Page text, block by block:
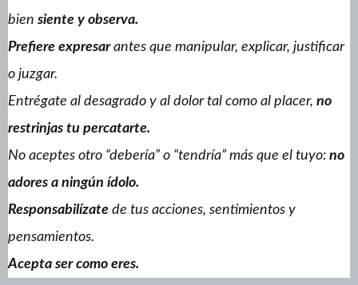
bien siente y observa.
Prefiere expresarantes que manipular, explicar, justificar
o juzgar.
Entrégate al desagrado y al dolor tal como al placer, no
restrinjas tu percatarte.
No aceptes otro “debería” o “tendría” más que el tuyo: no
adores a ningún ídolo.
Responsabilízate de tus acciones, sentimientos y
pensamientos.
Acepta ser como eres.